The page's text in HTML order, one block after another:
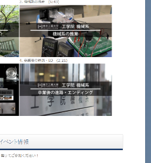
サイト構成
系詳細情報
CLOSE